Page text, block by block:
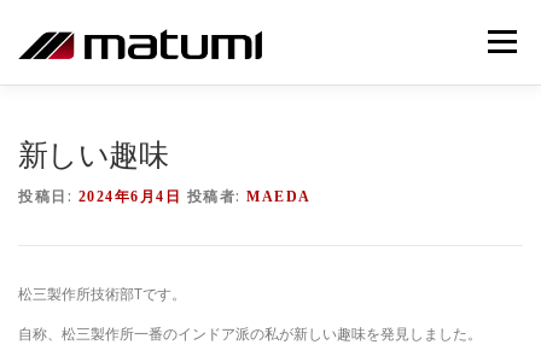
ン
メニュー
製品実績 加工製品
マツミNOW
新しい趣味
投稿日: 2024年6月4日 投稿者: MAEDA
松三製作所技術部Tです。
自称、松三製作所一番のインドア派の私が新しい趣味を発見しました。